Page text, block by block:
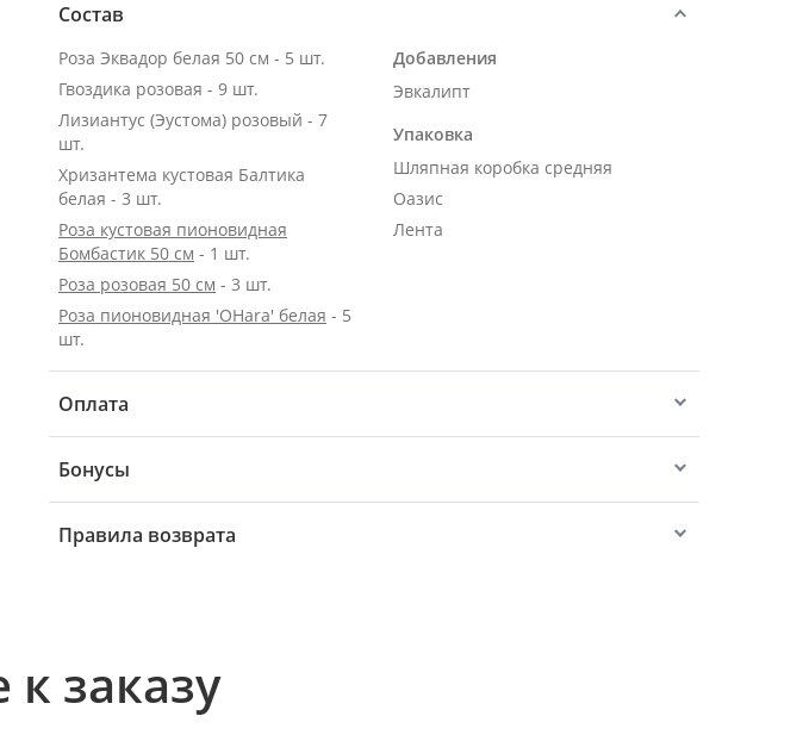
Состав
Роза Эквадор белая 50 см - 5 шт.
Гвоздика розовая - 9 шт.
Лизиантус (Эустома) розовый - 7
шт.
Хризантема кустовая Балтика
белая - 3 шт.
Роза кустовая пионовидная
Бомбастик 50 см - 1 шт.
Роза розовая 50 см - 3 шт.
Роза пионовидная 'OHara' белая - 5
шт.
Добавления
Эвкалипт
Упаковка
Шляпная коробка средняя
Оазис
Лента
Оплата
Бонусы
Правила возврата
заказу